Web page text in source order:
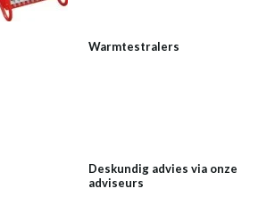
Warmtestralers
Deskundig advies via onze
adviseurs